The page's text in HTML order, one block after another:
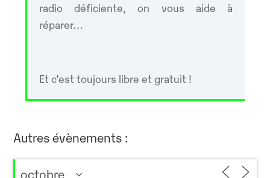
radio déficiente, on vous aide à
réparer…
Et c’est toujours libre et gratuit !
Autres évènements :